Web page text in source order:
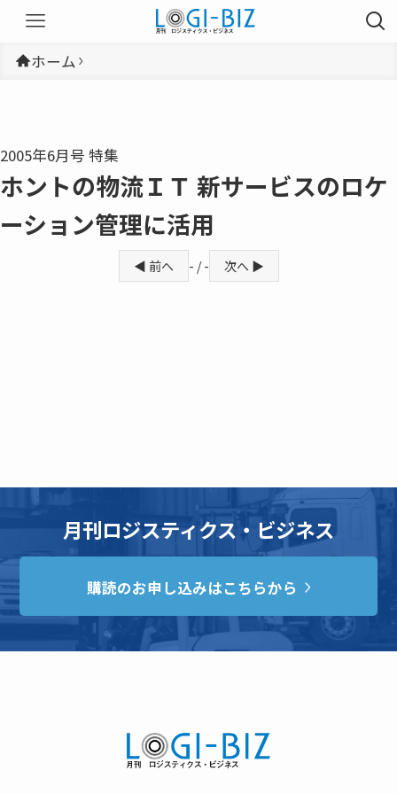
ホーム
2005年6月号 特集
ホントの物流ＩＴ 新サービスのロケ
ーション管理に活用
◀ 前へ - / - 次へ ▶
月刊ロジスティクス・ビジネス
購読のお申し込みはこちらから